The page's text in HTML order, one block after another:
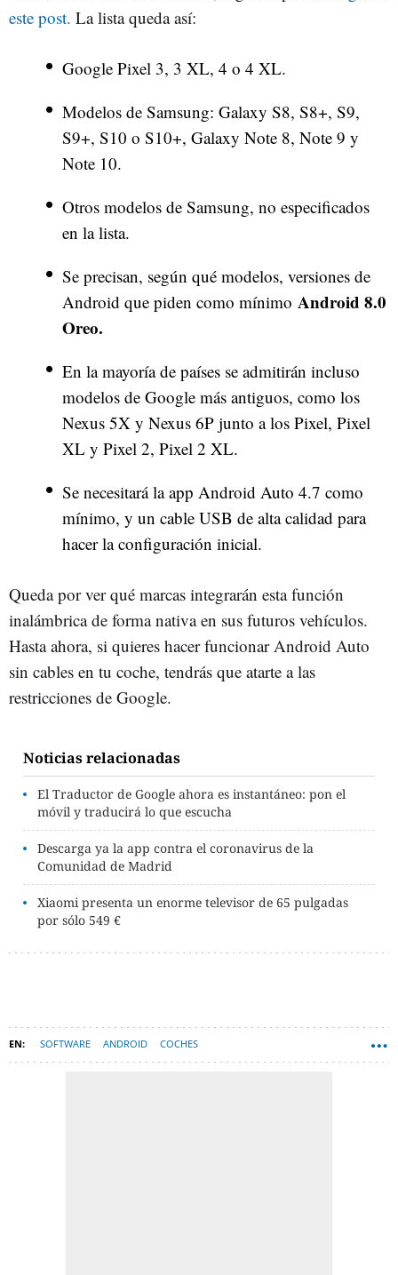
este post. La lista queda así:
Google Pixel 3, 3 XL, 4 o 4 XL.
Modelos de Samsung: Galaxy S8, S8+, S9,
S9+, S10 o S10+, Galaxy Note 8, Note 9 y
Note 10.
Otros modelos de Samsung, no especificados
en la lista.
Se precisan, según qué modelos, versiones de
Android que piden como mínimo Android 8.0
Oreo.
En la mayoría de países se admitirán incluso
modelos de Google más antiguos, como los
Nexus 5X y Nexus 6P junto a los Pixel, Pixel
XL y Pixel 2, Pixel 2 XL.
Se necesitará la app Android Auto 4.7 como
mínimo, y un cable USB de alta calidad para
hacer la configuración inicial.
Queda por ver qué marcas integrarán esta función
inalámbrica de forma nativa en sus futuros vehículos.
Hasta ahora, si quieres hacer funcionar Android Auto
sin cables en tu coche, tendrás que atarte a las
restricciones de Google.
Noticias relacionadas
El Traductor de Google ahora es instantáneo: pon el
móvil y traducirá lo que escucha
Descarga ya la app contra el coronavirus de la
Comunidad de Madrid
Xiaomi presenta un enorme televisor de 65 pulgadas
por sólo 549 €
SOFTWARE ANDROID COCHES